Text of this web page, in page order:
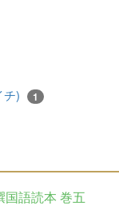
チ) 1
国語読本 巻五